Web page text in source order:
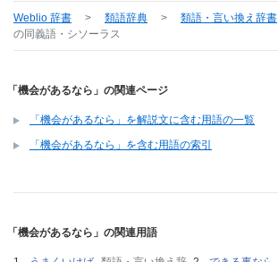
Weblio 辞書 > 類語辞典 > 類語・言い換え辞書
の同義語・シソーラス
「機会があるなら」の関連ページ
「機会があるなら」を解説文に含む用語の一覧
「機会があるなら」を含む用語の索引
「機会があるなら」の関連用語